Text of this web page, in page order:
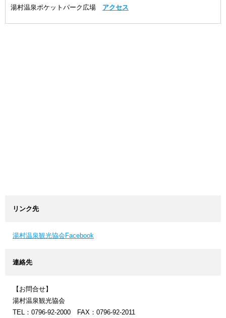
湯村温泉ポケットパーク広場 アクセス
リンク先
湯村温泉観光協会Facebook
連絡先
【お問合せ】
湯村温泉観光協会
TEL：0796-92-2000 FAX：0796-92-2011